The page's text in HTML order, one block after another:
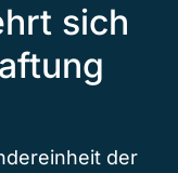
sich
der